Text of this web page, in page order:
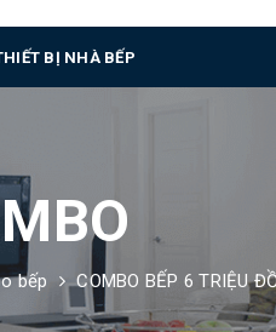
BỊ NHÀ BẾP
bếp COMBO BẾP 6 TRIỆU